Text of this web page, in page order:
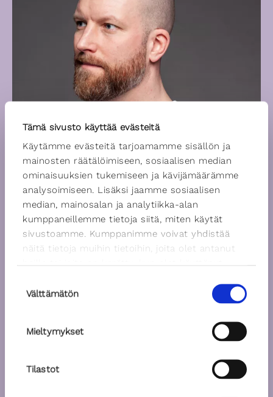
Tämä sivusto käyttää evästeitä
Käytämme evästeitä tarjoamamme sisällön ja
mainosten räätälöimiseen, sosiaalisen median
ominaisuuksien tukemiseen ja kävijämäärämme
analysoimiseen. Lisäksi jaamme sosiaalisen
median, mainosalan ja analytiikka-alan
kumppaneillemme tietoja siitä, miten käytät
sivustoamme. Kumppanimme voivat yhdistää
näitä tietoja muihin tietoihin, joita olet antanut
valinta
Välttämätön
Mieltymykset
Tilastot